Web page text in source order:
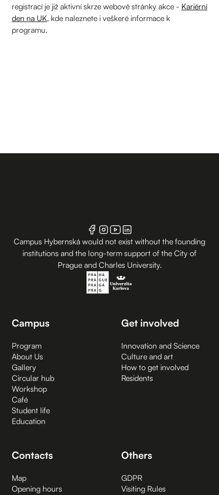
registrací je již aktivní skrze webové stránky akce - Kariérní
den na UK, kde naleznete i veškeré informace k
programu.
Campus Hybernská would not exist without the founding
institutions and the long-term support of the City of
Prague and Charles University.
Campus
Program
About Us
Gallery
Circular hub
Workshop
Café
Student life
Education
Get involved
Innovation and Science
Culture and art
How to get involved
Residents
Contacts
Map
Opening hours
Others
GDPR
Visiting Rules